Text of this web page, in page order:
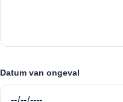
Datum van ongeval